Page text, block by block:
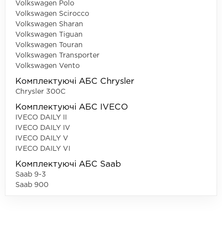
Volkswagen Polo
Volkswagen Scirocco
Volkswagen Sharan
Volkswagen Tiguan
Volkswagen Touran
Volkswagen Transporter
Volkswagen Vento
Комплектуючі АБС Chrysler
Chrysler 300C
Комплектуючі АБС IVECO
IVECO DAILY II
IVECO DAILY IV
IVECO DAILY V
IVECO DAILY VI
Комплектуючі АБС Saab
Saab 9-3
Saab 900